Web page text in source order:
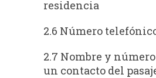
residencia
2.6 Número
2.7 Nombre y
un contacto del